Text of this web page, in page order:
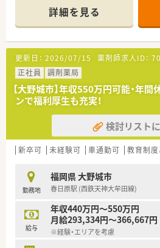
【店舗情報と応需状況について】
■最寄り駅である西鉄天神大牟田
置にあります。
■応需科目は内科や整形外科、循
店舗です。
■処方箋は1日あたり60枚から90
体制です。
【募集背景と求める人物像について
■今回の募集は欠員補充に伴うも
急募案件です。
■経験者はもちろん未経験の方や
丁寧に指導します。
■地域医療に積極的に貢献したい
【法人特徴について】
■太宰府市近郊を中心に10店舗を
ェーンです。
■患者の笑顔と社員の幸せを大切
掲げています。
■抗原検査キットの率先販売を行
詳細を見る
更新日： 2026/07/15 薬剤師求人ID：
正社員
調剤薬局
【大野城市】年収550万円可能・年
ンで福利厚生も充実！
検討リスト
新卒可 未経験可 車通勤可 教育制度
勤務地
福岡県 大野城市
春日原駅 (西鉄天神大牟田線)
給与
年収440万円～550万円
月給293,334円～366,667円
※経験・エリアを考慮